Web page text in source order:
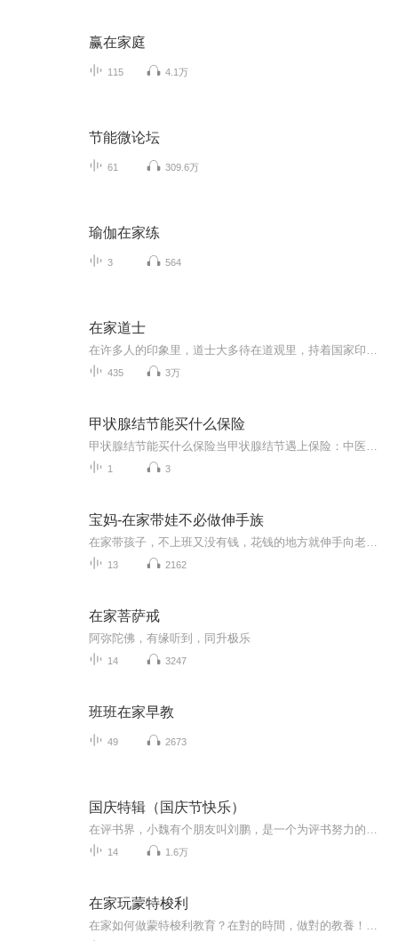
赢在家庭
115 4.1万
节能微论坛
61 309.6万
瑜伽在家练
3 564
在家道士
435 3万
甲状腺结节能买什么保险
1 3
宝妈-在家带娃不必做伸手族
13 2162
在家菩萨戒
阿弥陀佛，有缘听到，同升极乐
14 3247
班班在家早教
49 2673
国庆特辑（国庆节快乐）
14 1.6万
在家玩蒙特梭利